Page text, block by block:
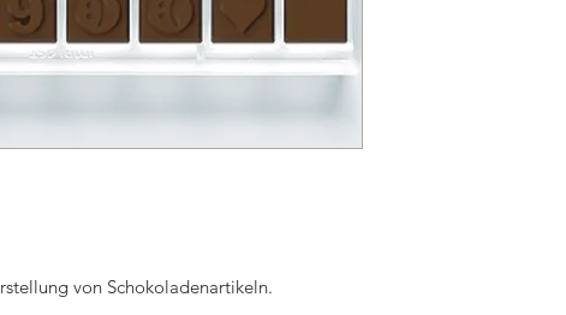
von Schokoladenartikeln.